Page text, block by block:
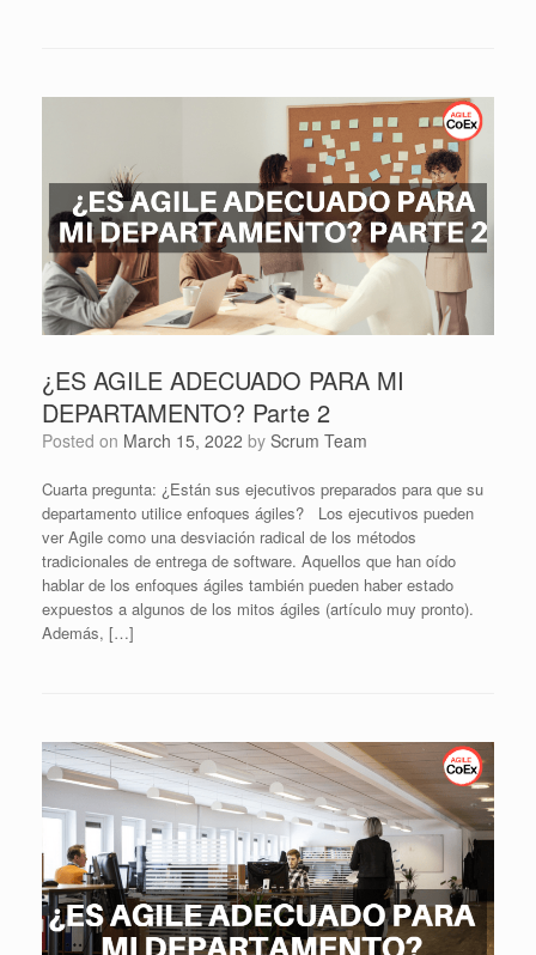
¿ES AGILE ADECUADO PARA MI
DEPARTAMENTO? Parte 2
Posted on March 15, 2022 by Scrum Team
Cuarta pregunta: ¿Están sus ejecutivos preparados para que su
departamento utilice enfoques ágiles? Los ejecutivos pueden
ver Agile como una desviación radical de los métodos
tradicionales de entrega de software. Aquellos que han oído
hablar de los enfoques ágiles también pueden haber estado
expuestos a algunos de los mitos ágiles (artículo muy pronto).
Además, […]